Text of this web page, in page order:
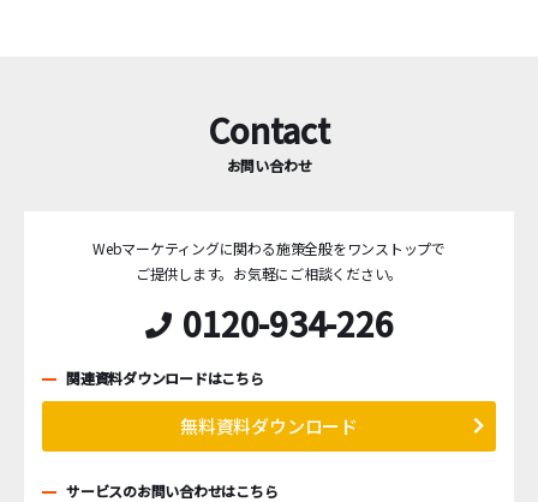
Contact
お問い合わせ
Webマーケティングに関わる施策全般をワンストップで
ご提供します。 お気軽にご相談ください。
0120-934-226
関連資料ダウンロードはこちら
無料資料ダウンロード
サービスのお問い合わせはこちら